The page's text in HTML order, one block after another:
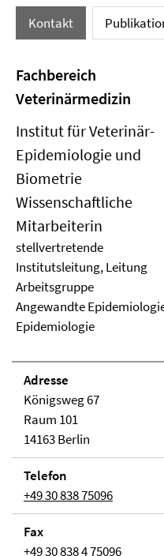
Kontakt
Fachbereich
Veterinärmedizin
Institut für Veterinär-
Epidemiologie und
Biometrie
Wissenschaftliche
Mitarbeiterin
stellvertretende
Institutsleitung, Leitung
Arbeitsgruppe
Angewandte
Epidemiologie
Adresse
Königsweg 67
Raum 101
14163 Berlin
Telefon
+49 30 838 75096
Fax
+49 30 838 4 75096